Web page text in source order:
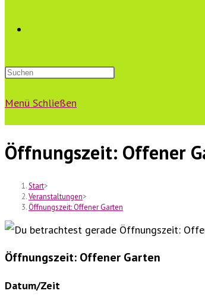
Suche
Menü Schließen
Öffnungszeit: Offener
Start>
Veranstaltungen>
Öffnungszeit: Offener Garten
Öffnungszeit: Offener Garten
Datum/Zeit